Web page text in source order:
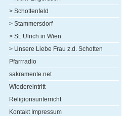
> Schottenfeld
> Stammersdorf
> St. Ulrich in Wien
> Unsere Liebe Frau z.d. Schotten
Pfarrradio
sakramente.net
Wiedereintritt
Religionsunterricht
Kontakt Impressum